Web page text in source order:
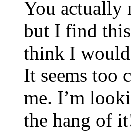
You actually
but I find
think I would
It seems too
me. I’m
the hang of